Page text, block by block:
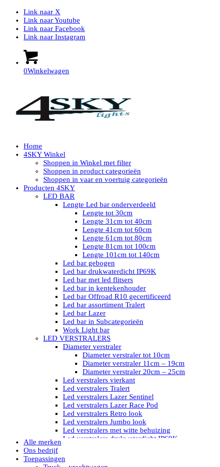
Link naar X
Link naar Youtube
Link naar Facebook
Link naar Instagram
0Winkelwagen
Home
4SKY Winkel
Shoppen in Winkel met filter
Shoppen in product categorieën
Shoppen in vaar en voertuig categorieën
Producten 4SKY
LED BAR
Lengte Led bar onderverdeeld
Lengte tot 30cm
Lengte 31cm tot 40cm
Lengte 41cm tot 60cm
Lengte 61cm tot 80cm
Lengte 81cm tot 100cm
Lengte 101cm tot 140cm
Led bar gebogen
Led bar drukwaterdicht IP69K
Led bar met led flitsers
Led bar in kentekenhouder
Led bar Offroad R10 gecertificeerd
Led bar assortiment Tralert
Led bar Lazer
Led bar in Subcategorieën
Work Light bar
LED VERSTRALERS
Diameter verstraler
Diameter verstraler tot 10cm
Diameter verstraler 11cm – 19cm
Diameter verstraler 20cm – 25cm
Led verstralers vierkant
Led verstralers Tralert
Led verstralers Lazer Sentinel
Led verstralers Lazer Race Pod
Led verstralers Retro look
Led verstralers Jumbo look
Led verstralers met witte behuizing
Led verstralers drukwaterdicht IP69K
LED WERKLAMPEN
Alle merken
Ons bedrijf
Toepassingen